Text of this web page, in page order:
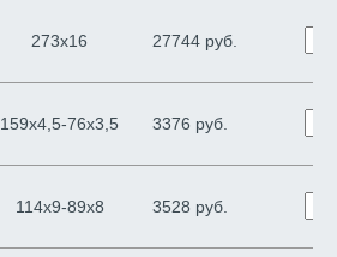
273х16 27744 руб.
159х4,5-76х3,5 3376 руб.
114х9-89х8 3528 руб.